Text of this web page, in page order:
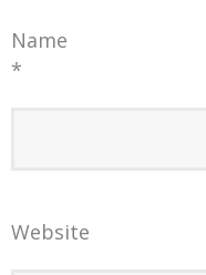
Name
*
Website